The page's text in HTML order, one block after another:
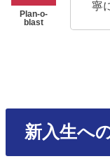
寧
新入生へ